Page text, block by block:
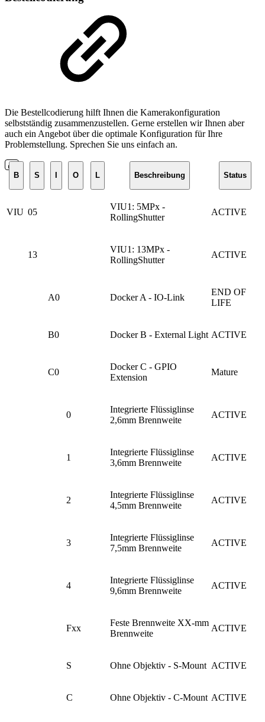
Die Bestellcodierung hilft Ihnen die Kamerakonfiguration
selbstständig zusammenzustellen. Gerne erstellen wir Ihnen aber
auch ein Angebot über die optimale Konfiguration für Ihre
Problemstellung. Sprechen Sie uns einfach an.
B S O L Beschreibung Status
VIU 05
VIU1: 5MPx -
RollingShutter
ACTIVE
13
VIU1: 13MPx -
RollingShutter
ACTIVE
A0 Docker A - IO-Link
END OF
LIFE
B0 Docker B - External Light ACTIVE
C0
Docker C - GPIO
Extension
Mature
0
Integrierte Flüssiglinse
2,6mm Brennweite
ACTIVE
1
Integrierte Flüssiglinse
3,6mm Brennweite
ACTIVE
2
Integrierte Flüssiglinse
4,5mm Brennweite
ACTIVE
3
Integrierte Flüssiglinse
7,5mm Brennweite
ACTIVE
4
Integrierte Flüssiglinse
9,6mm Brennweite
ACTIVE
Fxx
Feste Brennweite XX-mm
Brennweite
ACTIVE
S Ohne Objektiv - S-Mount ACTIVE
C Ohne Objektiv - C-Mount ACTIVE